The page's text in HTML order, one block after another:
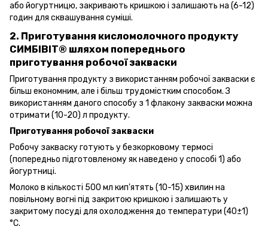
або йогуртницю, закривають кришкою і залишають на (6-12)
годин для сквашування суміші.
2. Приготування кисломолочного продукту
СИМБІВІТ® шляхом попереднього
приготування робочої закваски
Приготування продукту з використанням робочої закваски є
більш економним, але і більш трудомістким способом. З
використанням даного способу з 1 флакону закваски можна
отримати (10-20) л продукту.
Приготування робочої закваски
Робочу закваску готують у безкорковому термосі
(попередньо підготовленому як наведено у способі 1) або
йогуртниці.
Молоко в кількості 500 мл кип'ятять (10-15) хвилин на
повільному вогні під закритою кришкою і залишають у
закритому посуді для охолодження до температури (40±1)
°С.